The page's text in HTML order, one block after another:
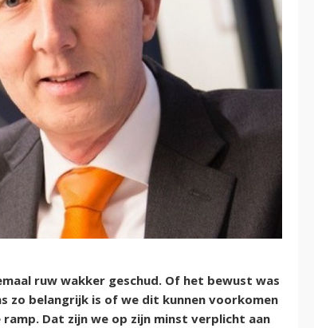
ruw wakker geschud. Of het bewust was
zo belangrijk is of we dit kunnen voorkomen
Dat zijn we op zijn minst verplicht aan